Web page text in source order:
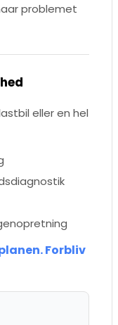
problemet
eller en hel
Forbliv